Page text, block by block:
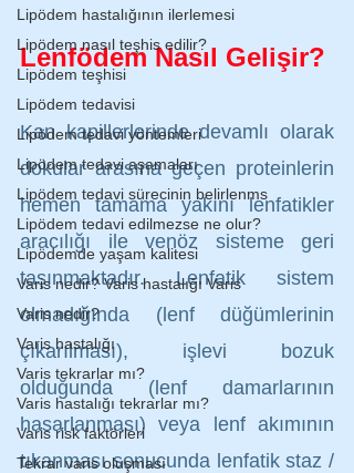
Lipödem hastalığının ilerlemesi
Lipödem nasıl teşhis edilir?
Lipödem teşhisi
Lipödem tedavisi
Lipödem tedavi yöntemleri
Lipödem tedavi aşamaları
Lipödem tedavi sürecinin belirlenms
Lipödem tedavi edilmezse ne olur?
Lipödemde yaşam kalitesi
Varis nedir? Varis hastalığı Varis
Varis nedir?
Varis hastalığı
Varis tekrarlar mı?
Varis hastalığı tekrarlar mı?
Varis risk faktörleri
Tekrar varis oluşması
Lenfödem Nasıl Gelişir?
Kan kapillerlerinde devamlı olarak
dokular arasına geçen proteinlerin
hemen tamama yakını lenfatikler
aracılığı ile venöz sisteme geri
taşınmaktadır. Lenfatik sistem
olmadığında (lenf düğümlerinin
çıkarılması), işlevi bozuk
olduğunda (lenf damarlarının
hasarlanması) veya lenf akımının
tıkanması sonucunda lenfatik staz /